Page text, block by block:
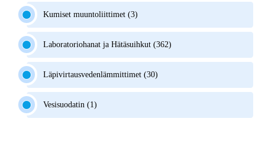
Kumiset muuntoliittimet (3)
Laboratoriohanat ja Hätäsuihkut (362)
Läpivirtausvedenlämmittimet (30)
Vesisuodatin (1)